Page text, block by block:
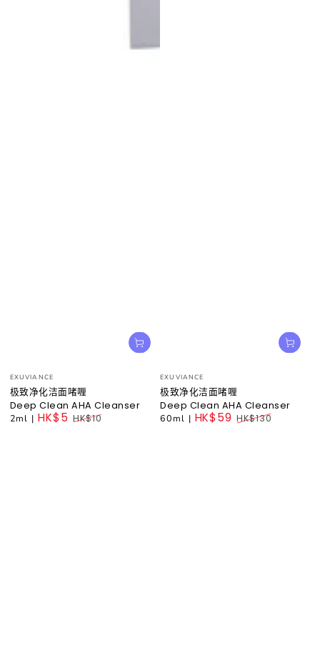
小
贩：
EXUVIANCE
极致净化洁面啫喱
Deep Clean AHA Cleanser
2ml | HK$5 HK$10
小
贩：
EXUVIANCE
极致净化洁面啫喱
Deep Clean AHA Cleanser
60ml | HK$59 HK$130